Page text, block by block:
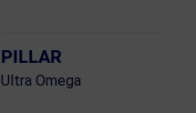
PILLAR
Ultra Omega